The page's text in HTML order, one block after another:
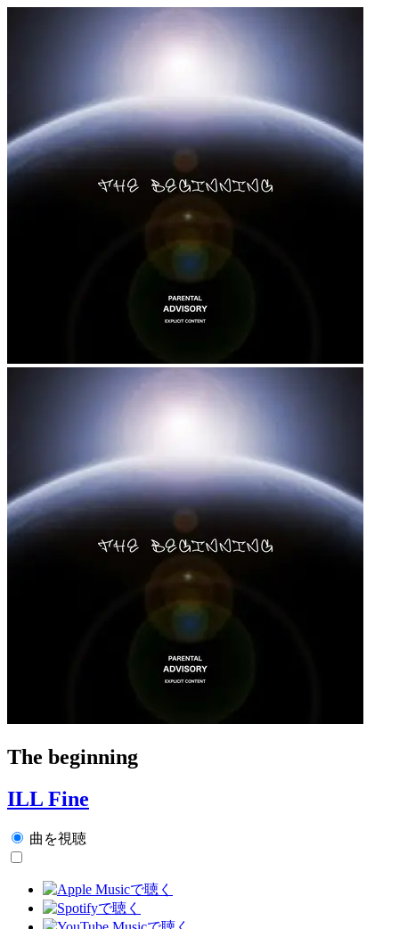
The beginning
ILL Fine
曲を視聴